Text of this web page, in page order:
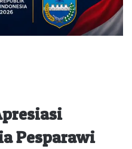
Pesparawi